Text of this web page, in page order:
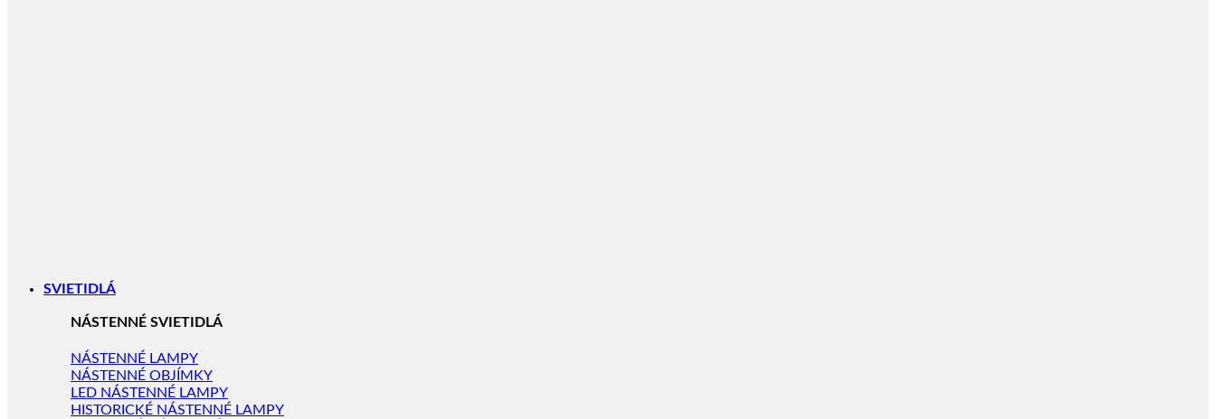
SVIETIDLÁ
NÁSTENNÉ SVIETIDLÁ
NÁSTENNÉ LAMPY
NÁSTENNÉ OBJÍMKY
LED NÁSTENNÉ LAMPY
HISTORICKÉ NÁSTENNÉ LAMPY